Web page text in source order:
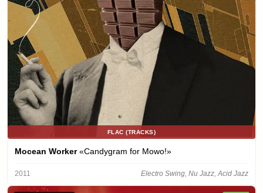
FLAC (TRACKS)
Mocean Worker«Candygram for Mowo!»
2011 Electro Swing, Nu Jazz, Acid Jazz